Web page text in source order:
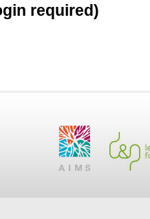
required)